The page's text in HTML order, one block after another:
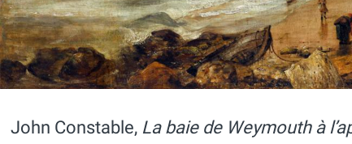
John Constable, La baie de Weymouth à